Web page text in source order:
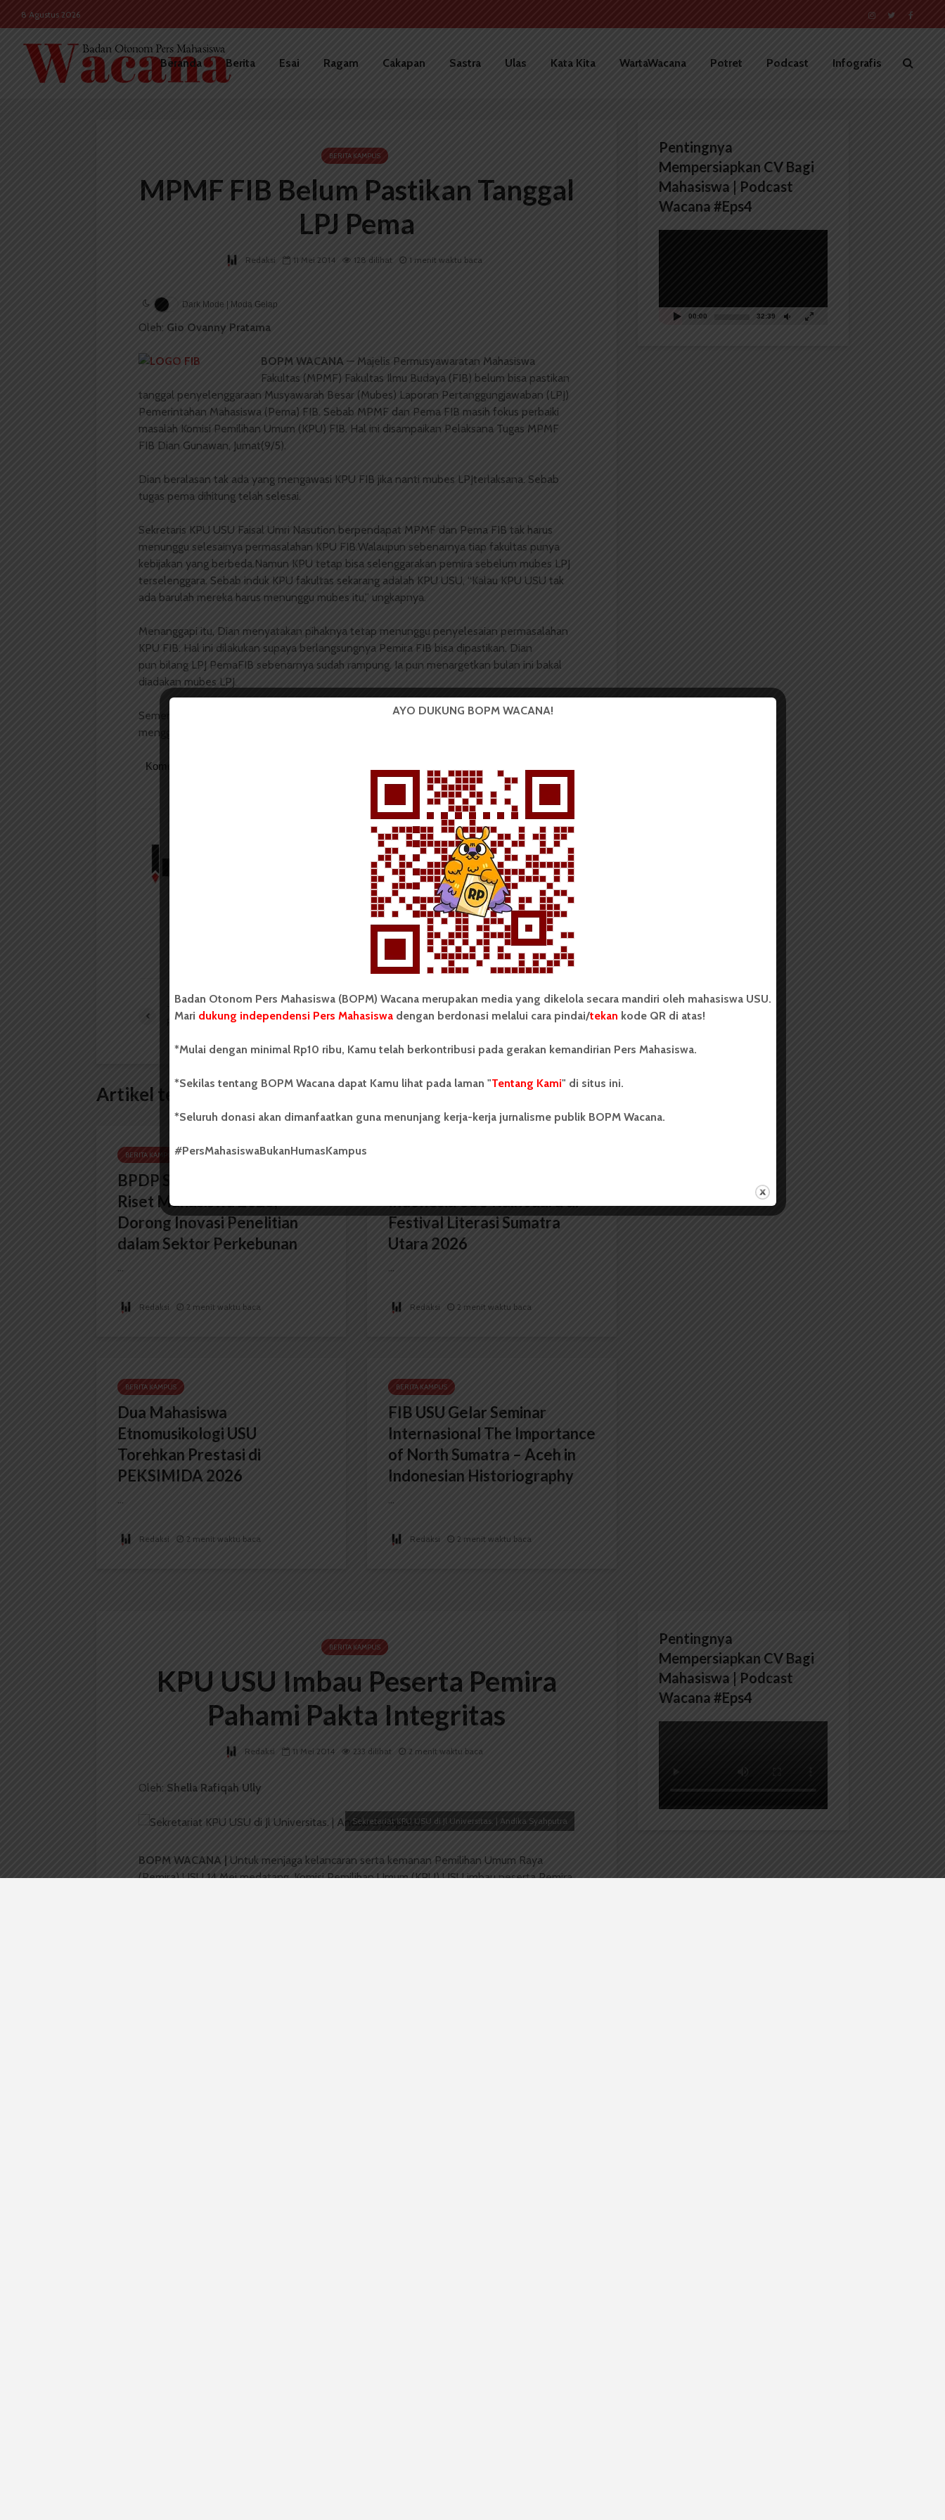
8 Agustus 2026
Beranda Berita Esai Ragam Cakapan Sastra Ulas Kata Kita WartaWacana Potret Podcast Infografis
BERITA KAMPUS
MPMF FIB Belum Pastikan Tanggal
LPJ Pema
Redaksi 11 Mei 2014 128 dilihat 1 menit waktu baca
Dark Mode | Moda Gelap
Oleh: Gio Ovanny Pratama
BOPM WACANA — Majelis Permusyawaratan Mahasiswa
Fakultas (MPMF) Fakultas Ilmu Budaya (FIB) belum bisa pastikan
tanggal penyelenggaraan Musyawarah Besar (Mubes) Laporan Pertanggungjawaban (LPJ)
Pemerintahan Mahasiswa (Pema) FIB. Sebab MPMF dan Pema FIB masih fokus perbaiki
masalah Komisi Pemilihan Umum (KPU) FIB. Hal ini disampaikan Pelaksana Tugas MPMF
FIB Dian Gunawan, Jumat(9/5).
Dian beralasan tak ada yang mengawasi KPU FIB jika nanti mubes LPJterlaksana. Sebab
tugas pema dihitung telah selesai.
Sekretaris KPU USU Faisal Umri Nasution berpendapat MPMF dan Pema FIB tak harus
menunggu selesainya permasalahan KPU FIB.Walaupun sebenarnya tiap fakultas punya
kebijakan yang berbeda.Namun KPU tetap bisa selenggarakan pemira sebelum mubes LPJ
terselenggara. Sebab induk KPU fakultas sekarang adalah KPU USU, “Kalau KPU USU tak
ada barulah mereka harus menunggu mubes itu,” ungkapnya.
Menanggapi itu, Dian menyatakan pihaknya tetap menunggu penyelesaian permasalahan
KPU FIB. Hal ini dilakukan supaya berlangsungnya Pemira FIB bisa dipastikan. Dian
pun bilang LPJ PemaFIB sebenarnya sudah rampung. Ia pun menargetkan bulan ini bakal
diadakan mubes LPJ.
Sementara itu, Gubernur FIB Benry Sitorus mengatakan tinggal menunggu MPMF
menggelar LPJ. “Kita sudah siap, kok, tinggal kapan dari MPMF-nya,” tandasnya.
Komentar Facebook Anda
Badan Otonom Pers Mahasiswa (BOPM) Wacana merupakan pers
mahasiswa yang berdiri di luar kampus dan dikelola secara mandiri oleh
mahasiswa Universitas Sumatera Utara (USU).
Tabulampot Jadi Alternatif
Pertanian Kota
KPU USU Imbau Peserta Pemira
Pahami Pakta Integritas
Artikel terkait lain
BERITA KAMPUS
BPDP Sosialisasikan Lomba
Riset Mahasiswa 2026,
Dorong Inovasi Penelitian
dalam Sektor Perkebunan
...
Redaksi 2 menit waktu baca
Indonesia USU Raih Juara di
Festival Literasi Sumatra
Utara 2026
...
Redaksi 2 menit waktu baca
BERITA KAMPUS
Dua Mahasiswa
Etnomusikologi USU
Torehkan Prestasi di
PEKSIMIDA 2026
...
Redaksi 2 menit waktu baca
BERITA KAMPUS
FIB USU Gelar Seminar
Internasional The Importance
of North Sumatra – Aceh in
Indonesian Historiography
...
Redaksi 2 menit waktu baca
Pentingnya
Mempersiapkan CV Bagi
Mahasiswa | Podcast
Wacana #Eps4
00:00 32:39
BERITA KAMPUS
KPU USU Imbau Peserta Pemira
Pahami Pakta Integritas
Redaksi 11 Mei 2014 233 dilihat 2 menit waktu baca
Oleh: Shella Rafiqah Ully
Sekretariat KPU USU di Jl Universitas. | Andika Syahputra
BOPM WACANA | Untuk menjaga kelancaran serta kemanan Pemilihan Umum Raya
(Pemira) USU 14 Mei medatang, Komisi Pemilihan Umum (KPU) USU imbau peserta Pemira
Pentingnya
Mempersiapkan CV Bagi
Mahasiswa | Podcast
Wacana #Eps4
AYO DUKUNG BOPM WACANA!
Badan Otonom Pers Mahasiswa (BOPM) Wacana merupakan media yang dikelola secara mandiri oleh mahasiswa USU.
Mari dukung independensi Pers Mahasiswadengan berdonasi melalui cara pindai/tekan kode QR di atas!
*Mulai dengan minimal Rp10 ribu, Kamu telah berkontribusi pada gerakan kemandirian Pers Mahasiswa.
*Sekilas tentang BOPM Wacana dapat Kamu lihat pada laman "Tentang Kami" di situs ini.
*Seluruh donasi akan dimanfaatkan guna menunjang kerja-kerja jurnalisme publik BOPM Wacana.
#PersMahasiswaBukanHumasKampus